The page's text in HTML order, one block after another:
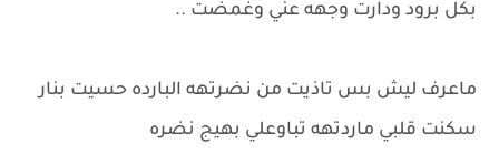
بكل برود ودارت وجهه عني وغمضت ..
ماعرف ليش بس تاذيت من نضرتهه البارده حسيت بنار
سكنت قلبي ماردتهه تباوعلي بهيج نضره